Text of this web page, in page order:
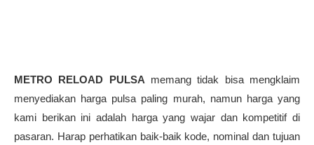
METRO RELOAD PULSA memang tidak bisa mengklaim
menyediakan harga pulsa paling murah, namun harga yang
kami berikan ini adalah harga yang wajar dan kompetitif di
pasaran. Harap perhatikan baik-baik kode, nominal dan tujuan